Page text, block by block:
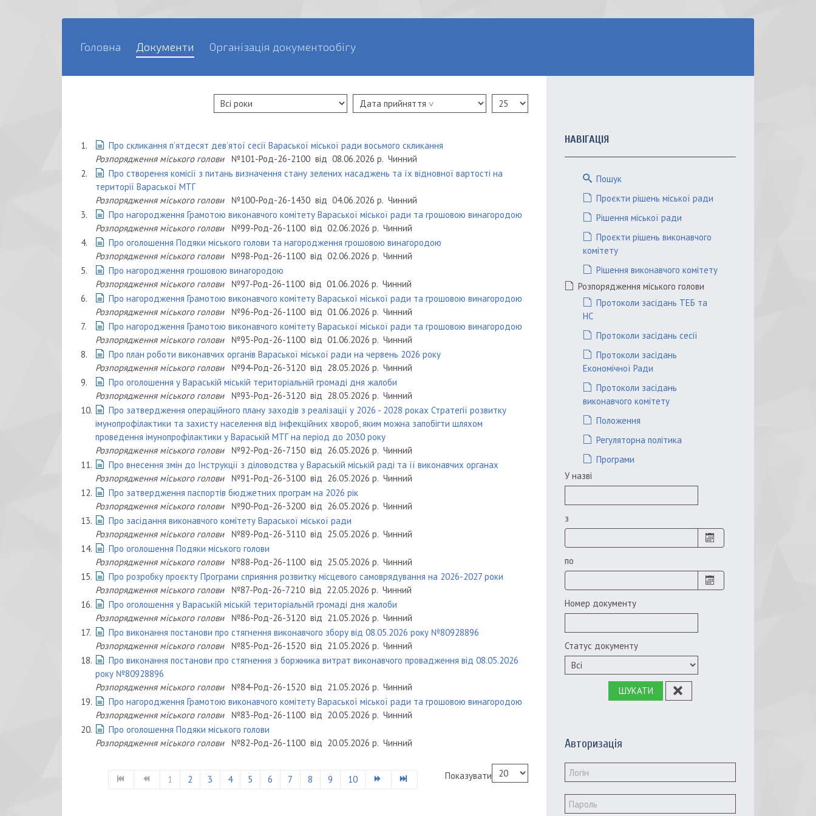
Головна Документи Організація документообігу
1.
Про скликання п’ятдесят дев’ятої сесії Вараської міської ради восьмого скликання
Розпорядження міського голови
№101-Род-26-2100 від 08.06.2026 р. Чинний
2.
Про створення комісії з питань визначення стану зелених насаджень та їх відновної вартості на
території Вараської МТГ
Розпорядження міського голови
№100-Род-26-1430 від 04.06.2026 р. Чинний
3.
Про нагородження Грамотою виконавчого комітету Вараської міської ради та грошовою винагородою
Розпорядження міського голови
№99-Род-26-1100 від 02.06.2026 р. Чинний
4.
Про оголошення Подяки міського голови та нагородження грошовою винагородою
Розпорядження міського голови
№98-Род-26-1100 від 02.06.2026 р. Чинний
5.
Про нагородження грошовою винагородою
Розпорядження міського голови
№97-Род-26-1100 від 01.06.2026 р. Чинний
6.
Про нагородження Грамотою виконавчого комітету Вараської міської ради та грошовою винагородою
Розпорядження міського голови
№96-Род-26-1100 від 01.06.2026 р. Чинний
7.
Про нагородження Грамотою виконавчого комітету Вараської міської ради та грошовою винагородою
Розпорядження міського голови
№95-Род-26-1100 від 01.06.2026 р. Чинний
8.
Про план роботи виконавчих органів Вараської міської ради на червень 2026 року
Розпорядження міського голови
№94-Род-26-3120 від 28.05.2026 р. Чинний
9.
Про оголошення у Вараській міській територіальній громаді дня жалоби
Розпорядження міського голови
№93-Род-26-3120 від 28.05.2026 р. Чинний
10.
Про затвердження операційного плану заходів з реалізації у 2026 - 2028 роках Стратегії розвитку
імунопрофілактики та захисту населення від інфекційних хвороб, яким можна запобігти шляхом
проведення імунопрофілактики у Вараській МТГ на період до 2030 року
Розпорядження міського голови
№92-Род-26-7150 від 26.05.2026 р. Чинний
11.
Про внесення змін до Інструкції з діловодства у Вараській міській раді та її виконавчих органах
Розпорядження міського голови
№91-Род-26-3100 від 26.05.2026 р. Чинний
12.
Про затвердження паспортів бюджетних програм на 2026 рік
Розпорядження міського голови
№90-Род-26-3200 від 26.05.2026 р. Чинний
13.
Про засідання виконавчого комітету Вараської міської ради
Розпорядження міського голови
№89-Род-26-3110 від 25.05.2026 р. Чинний
14.
Про оголошення Подяки міського голови
Розпорядження міського голови
№88-Род-26-1100 від 25.05.2026 р. Чинний
15.
Про розробку проєкту Програми сприяння розвитку місцевого самоврядування на 2026-2027 роки
Розпорядження міського голови
№87-Род-26-7210 від 22.05.2026 р. Чинний
16.
Про оголошення у Вараській міській територіальній громаді дня жалоби
Розпорядження міського голови
№86-Род-26-3120 від 21.05.2026 р. Чинний
17.
Про виконання постанови про стягнення виконавчого збору від 08.05.2026 року №80928896
Розпорядження міського голови
№85-Род-26-1520 від 21.05.2026 р. Чинний
18.
Про виконання постанови про стягнення з боржника витрат виконавчого провадження від 08.05.2026
року №80928896
Розпорядження міського голови
№84-Род-26-1520 від 21.05.2026 р. Чинний
19.
Про нагородження Грамотою виконавчого комітету Вараської міської ради та грошовою винагородою
Розпорядження міського голови
№83-Род-26-1100 від 20.05.2026 р. Чинний
20.
Про оголошення Подяки міського голови
Розпорядження міського голови
№82-Род-26-1100 від 20.05.2026 р. Чинний
Показувати
1 2 3 4 5 6 7 8 9 10
НАВІГАЦІЯ
Пошук
Проєкти рішень міської ради
Рішення міської ради
Проєкти рішень виконавчого
комітету
Рішення виконавчого комітету
Розпорядження міського голови
Протоколи засідань ТЕБ та
НС
Протоколи засідань сесії
Протоколи засідань
Економічної Ради
Протоколи засідань
виконавчого комітету
Положення
Регуляторна політика
Програми
У назві
з
по
Номер документу
Статус документу
ШУКАТИ
Авторизація